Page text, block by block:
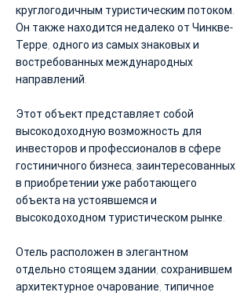
круглогодичным туристическим потоком.
Он также находится недалеко от Чинкве-
Терре, одного из самых знаковых и
востребованных международных
направлений.
Этот объект представляет собой
высокодоходную возможность для
инвесторов и профессионалов в сфере
гостиничного бизнеса, заинтересованных
в приобретении уже работающего
объекта на устоявшемся и
высокодоходном туристическом рынке.
Отель расположен в элегантном
отдельно стоящем здании, сохранившем
архитектурное очарование, типичное